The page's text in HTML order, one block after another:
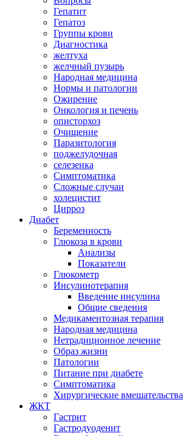
Гепатит
Гепатоз
Группы крови
Диагностика
желтуха
желчный пузырь
Народная медицина
Нормы и патологии
Ожирение
Онкология и печень
описторхоз
Очищение
Паразитология
поджелудочная
селезенка
Симптоматика
Сложные случаи
холецистит
Цирроз
Диабет
Беременность
Глюкоза в крови
Анализы
Показатели
Глюкометр
Инсулинотерапия
Введение инсулина
Общие сведения
Медикаментозная терапия
Народная медицина
Нетрадиционное лечение
Образ жизни
Патологии
Питание при диабете
Симптоматика
Хирургические вмешательства
ЖКТ
Гастрит
Гастродуоденит